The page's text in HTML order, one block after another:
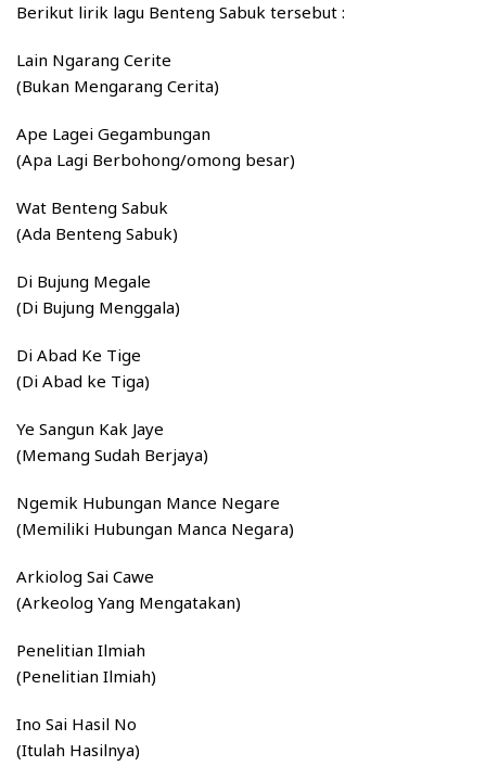
Berikut lirik lagu Benteng Sabuk tersebut :
Lain Ngarang Cerite
(Bukan Mengarang Cerita)
Ape Lagei Gegambungan
(Apa Lagi Berbohong/omong besar)
Wat Benteng Sabuk
(Ada Benteng Sabuk)
Di Bujung Megale
(Di Bujung Menggala)
Di Abad Ke Tige
(Di Abad ke Tiga)
Ye Sangun Kak Jaye
(Memang Sudah Berjaya)
Ngemik Hubungan Mance Negare
(Memiliki Hubungan Manca Negara)
Arkiolog Sai Cawe
(Arkeolog Yang Mengatakan)
Penelitian Ilmiah
(Penelitian Ilmiah)
Ino Sai Hasil No
(Itulah Hasilnya)